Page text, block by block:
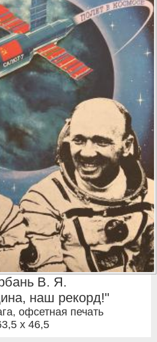
В. Я.
наш рекорд!"
офсетная печать
x 46,5